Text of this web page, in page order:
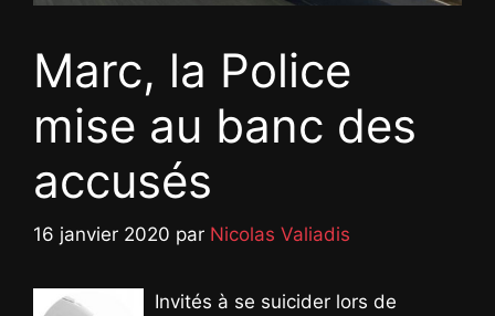
Marc, la Police
mise au banc des
accusés
16 janvier 2020 par Nicolas Valiadis
Invités à se suicider lors de